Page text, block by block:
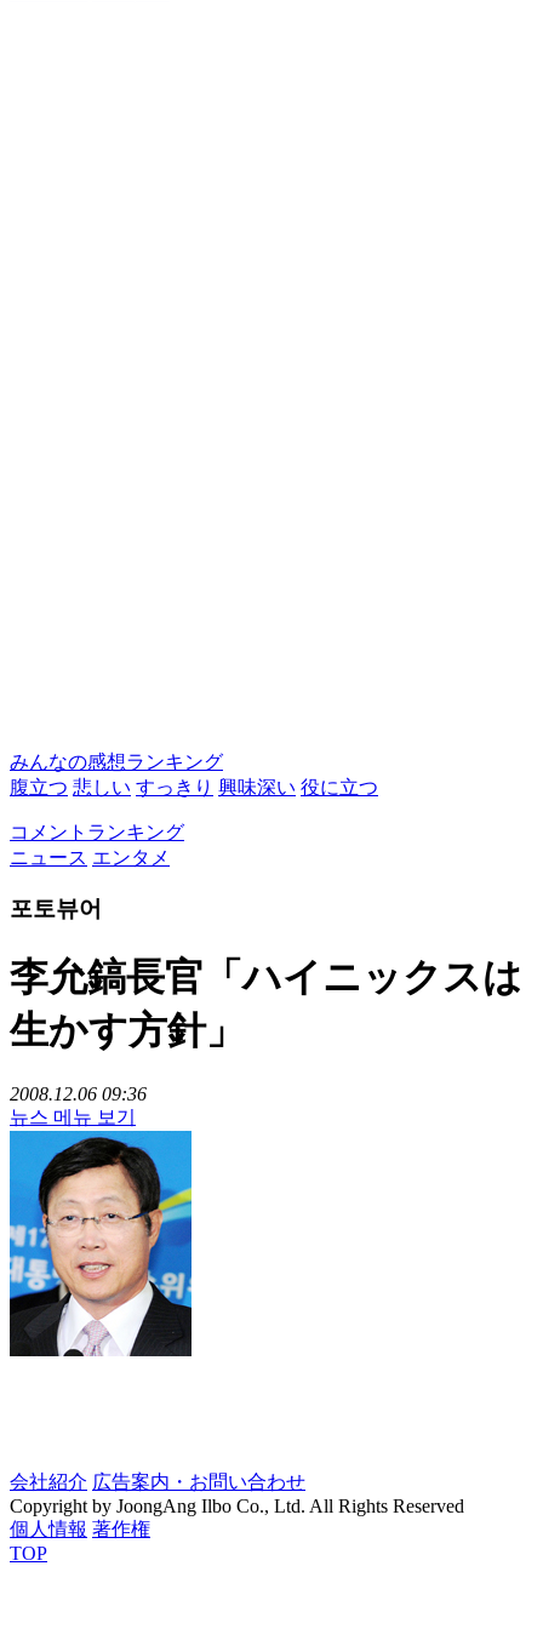
みんなの感想ランキング
腹立つ 悲しい すっきり 興味深い 役に立つ
コメントランキング
ニュース エンタメ
포토뷰어
李允鎬長官「ハイニックスは
生かす方針」
2008.12.06 09:36
뉴스 메뉴 보기
会社紹介 広告案内・お問い合わせ
Copyright by JoongAng Ilbo Co., Ltd. All Rights Reserved
個人情報 著作権
TOP